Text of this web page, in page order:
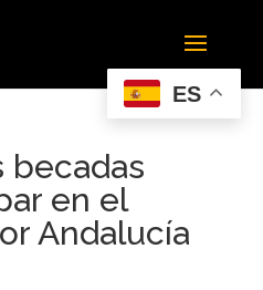
becadas
en el
Andalucía
ES